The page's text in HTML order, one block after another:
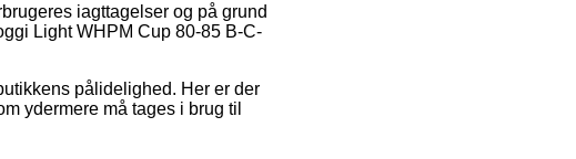
iagttagelser og på grund
Light WHPM Cup 80-85 B-C-
pålidelighed. Her er der
ydermere må tages i brug til